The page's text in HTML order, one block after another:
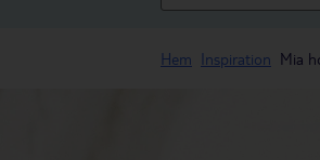
Hem Inspiration Mia